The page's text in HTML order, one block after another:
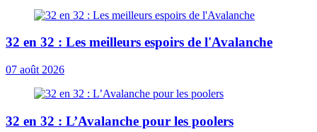
32 en 32 : Les meilleurs espoirs de l'Avalanche
07 août 2026
32 en 32 : L’Avalanche pour les poolers